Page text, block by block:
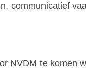
communicatief
NVDM te komen